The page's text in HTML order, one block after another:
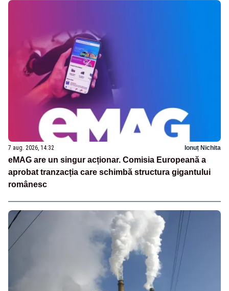
7 aug. 2026, 14:32 Ionuț Nichita
eMAG are un singur acționar. Comisia Europeană a
aprobat tranzacția care schimbă structura gigantului
românesc